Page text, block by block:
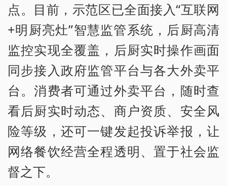
点。目前，示范区已全面接入“互联网
+明厨亮灶”智慧监管系统，后厨高清
监控实现全覆盖，后厨实时操作画面
同步接入政府监管平台与各大外卖平
台。消费者可通过外卖平台，随时查
看后厨实时动态、商户资质、安全风
险等级，还可一键发起投诉举报，让
网络餐饮经营全程透明、置于社会监
督之下。